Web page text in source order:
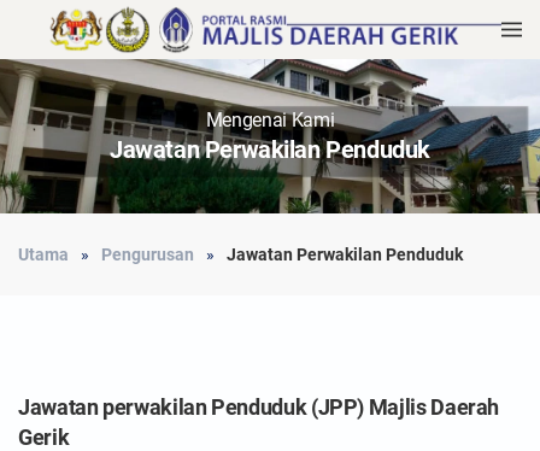
Mengenai Kami
Jawatan Perwakilan Penduduk
Utama Pengurusan Jawatan Perwakilan Penduduk
Jawatan perwakilan Penduduk (JPP) Majlis Daerah
Gerik